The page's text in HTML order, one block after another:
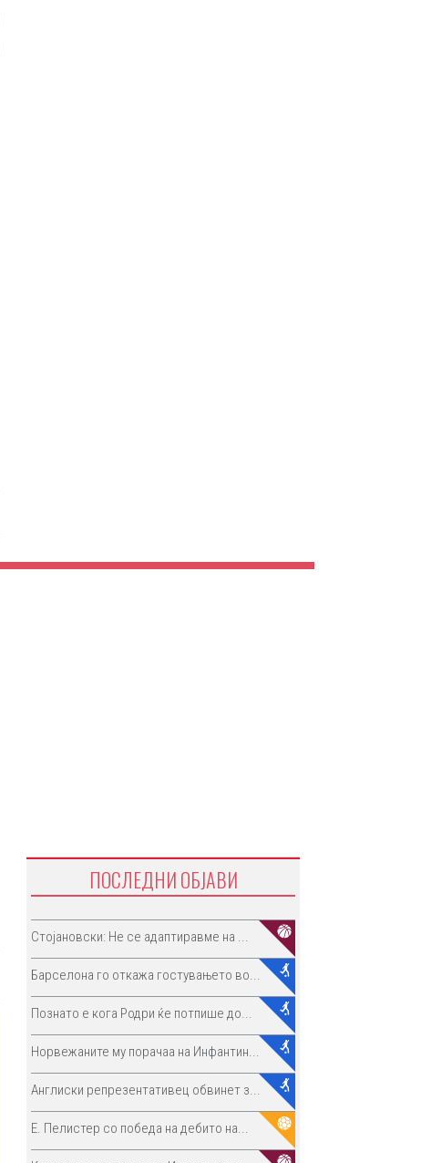
ПОСЛЕДНИ ОБЈАВИ
Стојановски: Не се адаптиравме на ...
Барселона го откажа гостувањето во...
Познато е кога Родри ќе потпише до...
Норвежаните му порачаа на Инфантин...
Англиски репрезентативец обвинет з...
E. Пелистер со победа на дебито на...